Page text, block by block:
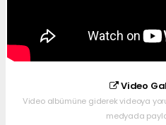
Video
Video albümüne giderek videoya
medyada